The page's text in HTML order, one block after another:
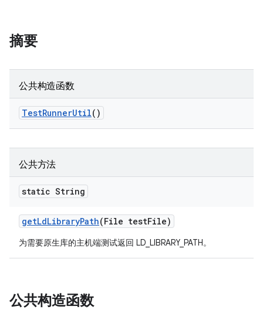
摘要
公共构造函数
TestRunnerUtil()
公共方法
static String
getLdLibraryPath(File testFile)
为需要原生库的主机端测试返回 LD_LIBRARY_PATH。
公共构造函数